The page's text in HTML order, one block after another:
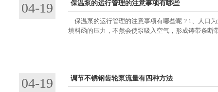
04-19 保温泵的运行管理的注意事项有哪些
保温泵的运行管理的注意事项有哪些呢？1、人口
填料函的压力，不然会使泵吸入空气，形成铸带条断
04-19 调节不锈钢齿轮泵流量有四种方法